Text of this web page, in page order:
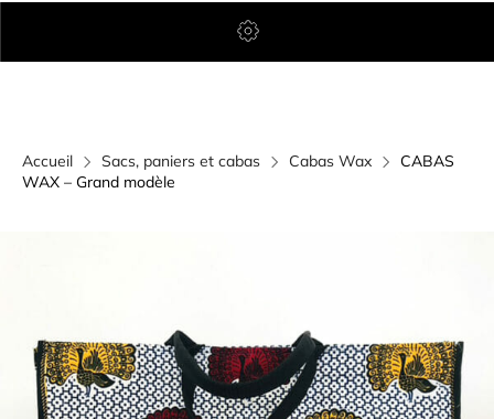
Accueil Sacs, paniers et cabas Cabas Wax
CABAS
WAX – Grand modèle